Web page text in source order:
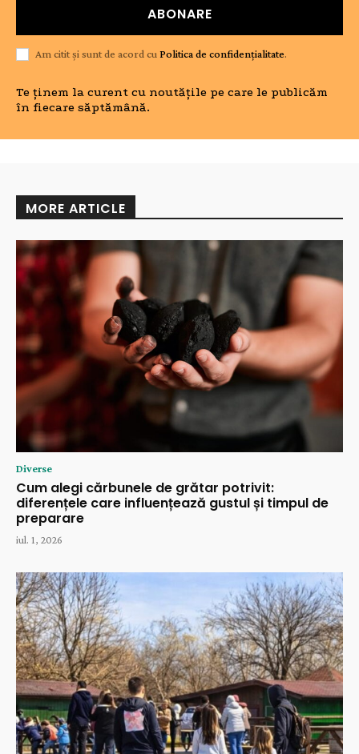
ABONARE
Am citit și sunt de acord cuPolitica de confidențialitate.
Te ținem la curent cu noutățile pe care le publicăm
în fiecare săptămână.
MORE ARTICLE
Diverse
Cum alegi cărbunele de grătar potrivit:
diferențele care influențează gustul și timpul de
preparare
iul. 1, 2026